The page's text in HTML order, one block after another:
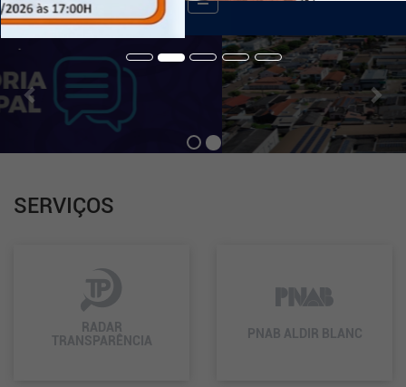
de
Navegação
Previous
SERVIÇOS
RADAR
TRANSPARÊNCIA
PNAB ALDIR BLANC